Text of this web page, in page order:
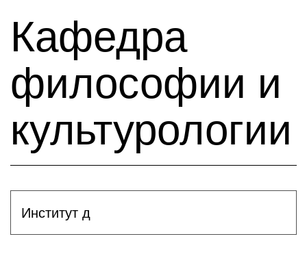
Кафедра
философии и
культурологии
Институт д